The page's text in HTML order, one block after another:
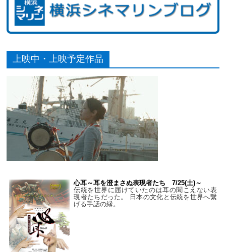
上映中・上映予定作品
心耳～耳を澄まさぬ表現者たち 7/25(土)～
伝統を世界に届けていたのは耳の聞こえない表
現者たちだった。 日本の文化と伝統を世界へ繋
げる手話の縁。